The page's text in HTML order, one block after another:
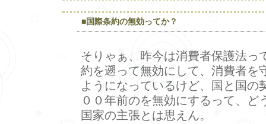
■国際条約の無効ってか？
そりゃぁ、昨今は消費者保護法っ
約を遡って無効にして、消費者を
ようになっているけど、国と国の
００年前のを無効にするって、ど
国家の主張とは思えん。